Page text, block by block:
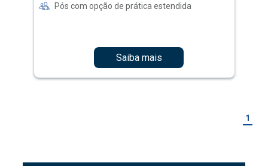
Pós com opção de prática estendida
Saiba mais
1